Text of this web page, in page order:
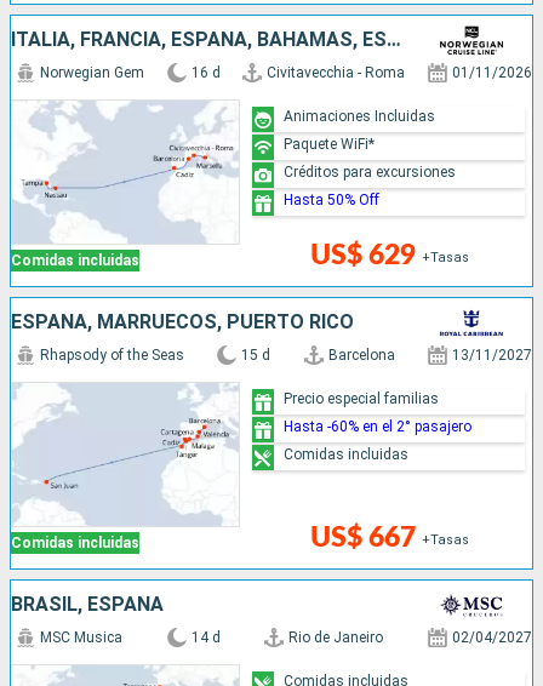
ITALIA, FRANCIA, ESPAÑA, BAHAMAS, ESTADOS UNIDOS
Comidas incluidas
Norwegian Gem 16 d Civitavecchia - Roma 01/11/2026
US$ 629 +Tasas
Animaciones Incluidas
Paquete WiFi*
Créditos para excursiones
Hasta 50% Off
ESPAÑA, MARRUECOS, PUERTO RICO
Comidas incluidas
Rhapsody of the Seas 15 d Barcelona 13/11/2027
US$ 667 +Tasas
Precio especial familias
Hasta -60% en el 2° pasajero
Comidas incluidas
BRASIL, ESPAÑA
MSC Musica 14 d Rio de Janeiro 02/04/2027
Comidas incluidas